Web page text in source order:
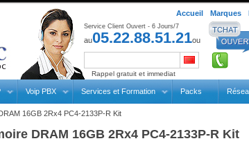
Accueil Marques
Service Client Ouvert - 6 Jours/7
au05.22.88.51.21ou
Rappel gratuit et immediat
Voip PBX Services et Formation Packs
16GB 2Rx4 PC4-2133P-R Kit
DRAM 16GB 2Rx4 PC4-2133P-R Kit